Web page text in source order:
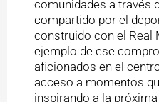
comunidades a través
compartido por el
construido con el Real
ejemplo de ese
aficionados en el
acceso a momentos
inspirando a la